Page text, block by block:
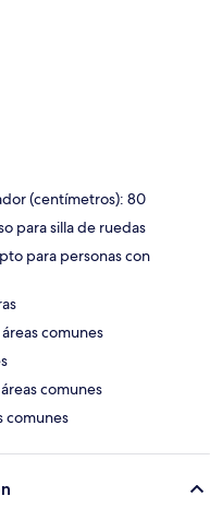
(centímetros): 80
para silla de ruedas
para personas con
comunes
comunes
comunes